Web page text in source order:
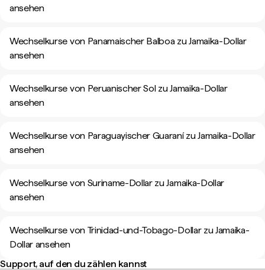
ansehen
Wechselkurse von Panamaischer Balboa zu Jamaika-Dollar
ansehen
Wechselkurse von Peruanischer Sol zu Jamaika-Dollar
ansehen
Wechselkurse von Paraguayischer Guaraní zu Jamaika-Dollar
ansehen
Wechselkurse von Suriname-Dollar zu Jamaika-Dollar
ansehen
Wechselkurse von Trinidad-und-Tobago-Dollar zu Jamaika-
Dollar ansehen
Support, auf den du zählen kannst